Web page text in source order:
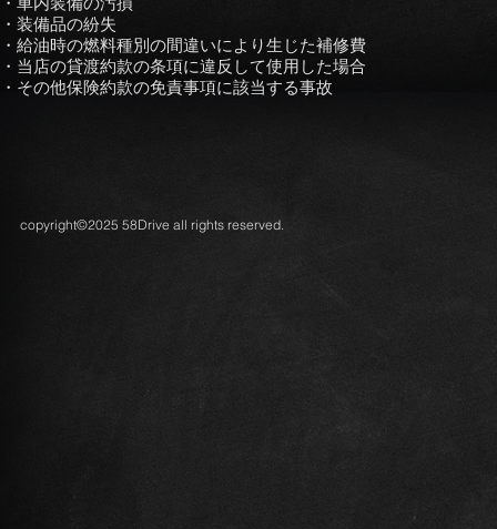
・装備品の紛失
・給油時の燃料種別の間違いにより生じた補修費
・当店の貸渡約款の条項に違反して使用した場合
・その他保険約款の免責事項に該当する事故
copyright©2025 58Drive all rights reserved.